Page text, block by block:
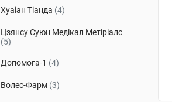
Хуаіан Тіанда (4)
Цзянсу Суюн Медікал Метіріалс
(5)
Допомога-1 (4)
Волес-Фарм (3)